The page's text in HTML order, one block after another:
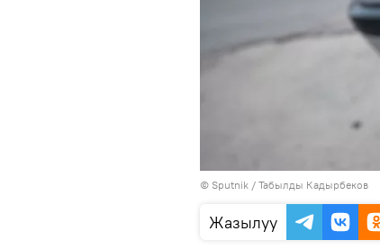
© Sputnik / Табылды Кадырбеков
Жазылуу